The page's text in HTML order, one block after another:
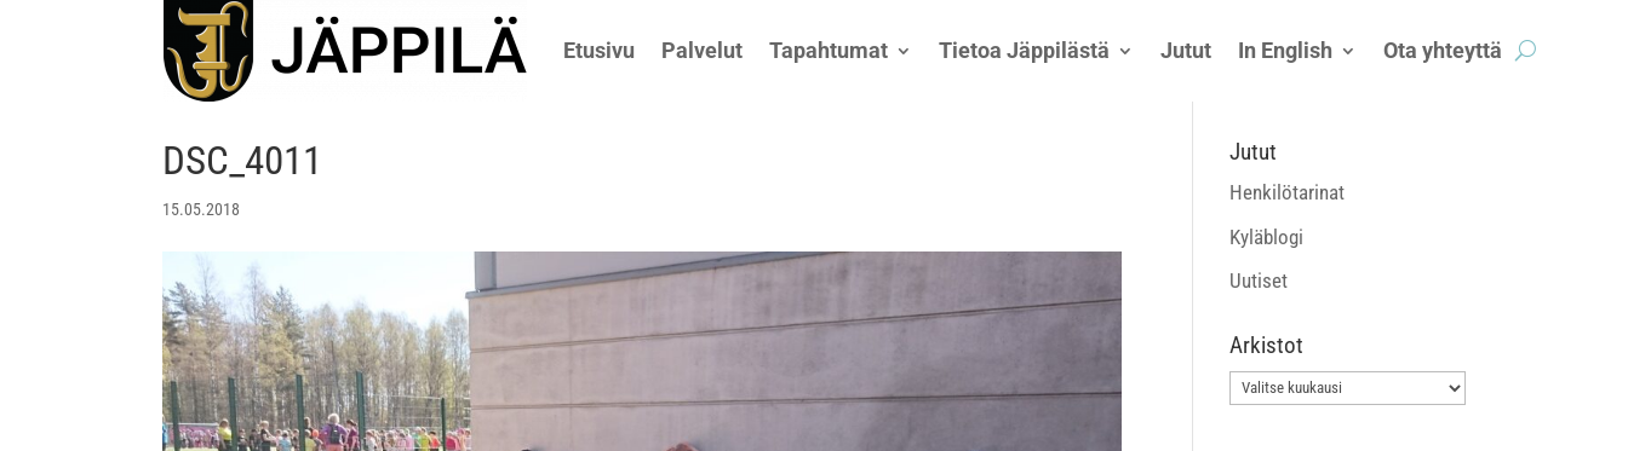
Etusivu Palvelut Tapahtumat Tietoa Jäppilästä Jutut In English Ota yhteyttä
DSC_4011
15.05.2018
Jutut
Henkilötarinat
Kyläblogi
Uutiset
Arkistot
Arkistot